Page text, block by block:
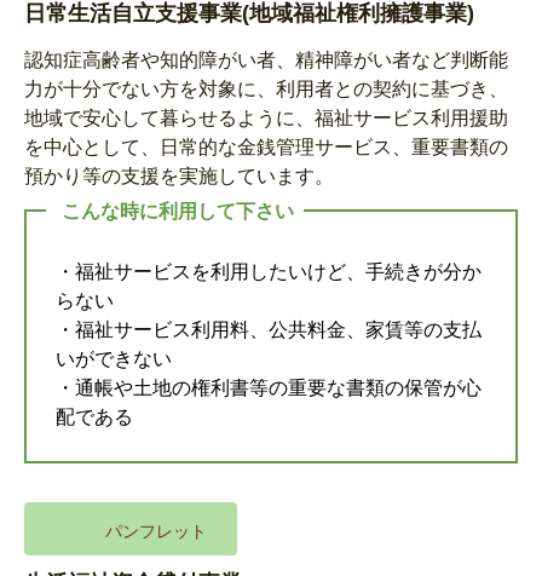
日常生活自立支援事業(地域福祉権利擁護事業)
認知症高齢者や知的障がい者、精神障がい者など判断能
力が十分でない方を対象に、利用者との契約に基づき、
地域で安心して暮らせるように、福祉サービス利用援助
を中心として、日常的な金銭管理サービス、重要書類の
預かり等の支援を実施しています。
こんな時に利用して下さい
・福祉サービスを利用したいけど、手続きが分か
らない
・福祉サービス利用料、公共料金、家賃等の支払
いができない
・通帳や土地の権利書等の重要な書類の保管が心
配である
パンフレット